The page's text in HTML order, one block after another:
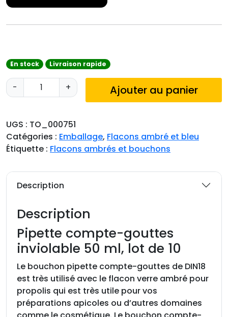
En stock Livraison rapide
-
q
u
n
t
i
+ Ajouter au panier
UGS : TO_000751
Catégories : Emballage, Flacons ambré et bleu
Étiquette : Flacons ambrés et bouchons
Description
Description
Pipette compte-gouttes
inviolable 50 ml, lot de 10
Le bouchon pipette compte-gouttes de DIN18
est très utilisé avec le flacon verre ambré pour
propolis qui est très utile pour vos
préparations apicoles ou d’autres domaines